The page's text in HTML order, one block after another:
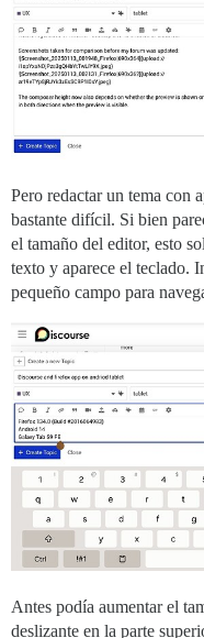
Pero redactar un tema con
bastante difícil. Si bien
el tamaño del editor, esto
texto y aparece el teclado.
pequeño campo para
Antes podía aumentar el
deslizante en la parte